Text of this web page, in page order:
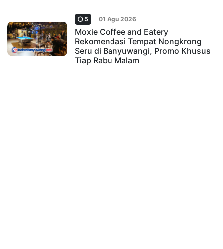
5 01 Agu 2026
Moxie Coffee and Eatery
Rekomendasi Tempat Nongkrong
Seru di Banyuwangi, Promo Khusus
Tiap Rabu Malam